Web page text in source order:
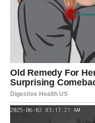
STRIJELAC
Nova energija donosi
pozitivnih promjena.
Jedna osoba mogla bi
ljubav i život.